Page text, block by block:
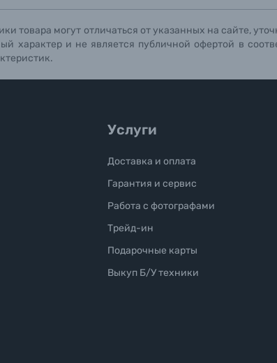
товара могут отличаться от указанных на сайте,
характер и не является публичной офертой в
Услуги
Доставка и оплата
Гарантия и сервис
Работа с фотографами
Трейд-ин
Подарочные карты
Выкуп Б/У техники